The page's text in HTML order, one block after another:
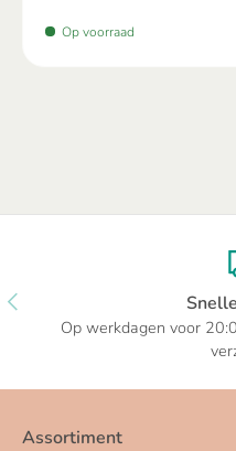
Op voorraad
VORIGE
Op werkdagen voor
Assortiment